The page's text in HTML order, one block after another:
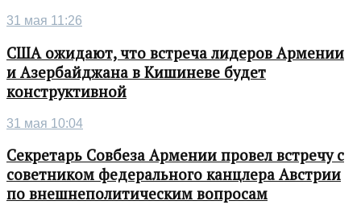
31 мая 11:26
США ожидают, что встреча лидеров Армении
и Азербайджана в Кишиневе будет
конструктивной
31 мая 10:04
Секретарь Совбеза Армении провел встречу с
советником федерального канцлера Австрии
по внешнеполитическим вопросам